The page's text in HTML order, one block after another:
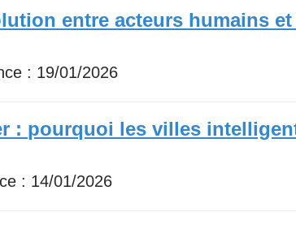
entre acteurs humains
: 19/01/2026
: pourquoi les villes
: 14/01/2026